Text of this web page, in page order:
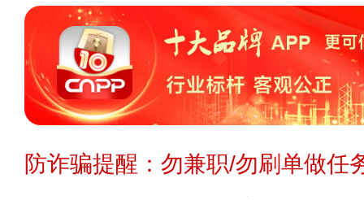
防诈骗提醒：勿兼职/勿刷单做任